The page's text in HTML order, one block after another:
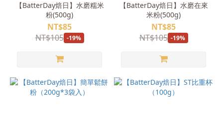
【BatterDay焙日】水磨糯米
粉(500g)
NT$85
NT$105 -19%
【BatterDay焙日】水磨在來
米粉(500g)
NT$85
NT$105 -19%